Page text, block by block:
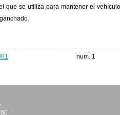
que se utiliza para mantener el
num. 1